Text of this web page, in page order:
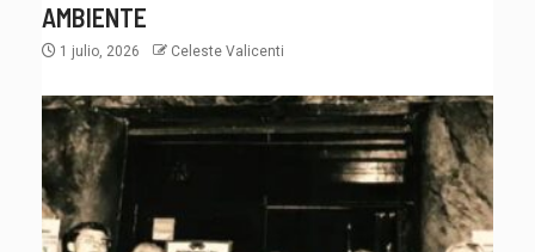
AMBIENTE
1 julio, 2026 Celeste Valicenti